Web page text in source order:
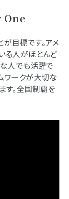
目標です。アメ
る人がほとんど
な人でも活躍で
ワークが大切な
す。全国制覇を